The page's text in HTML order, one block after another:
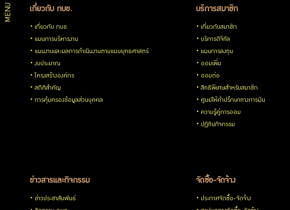
MENU เกี่ยวกับ กบข.
เกี่ยวกับ กบข.
แผนการบริหารงาน
แผนงานและผลการดำเนินงานตามแผนยุทธศาสตร์
งบประมาณ
โครงสร้างองค์กร
สถิติสำคัญ
การคุ้มครองข้อมูลส่วนบุคคล
บริการสมาชิก
เกี่ยวกับสมาชิก
บริการดิจิทัล
แผนการลงทุน
ออมเพิ่ม
ออมต่อ
สิทธิพิเศษสำหรับสมาชิก
ศูนย์ให้คำปรึกษาทางการเงิน
ความรู้คู่การออม
ปฏิทินกิจกรรม
ข่าวสารและกิจกรรม
ข่าวประชาสัมพันธ์
จัดซื้อ-จัดจ้าง
ประกาศจัดซื้อ-จัดจ้าง